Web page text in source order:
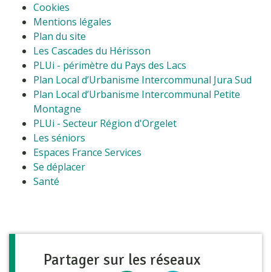
Cookies
Mentions légales
Plan du site
Les Cascades du Hérisson
PLUi - périmètre du Pays des Lacs
Plan Local d’Urbanisme Intercommunal Jura Sud
Plan Local d’Urbanisme Intercommunal Petite
Montagne
PLUi - Secteur Région d'Orgelet
Les séniors
Espaces France Services
Se déplacer
Santé
Partager sur les réseaux